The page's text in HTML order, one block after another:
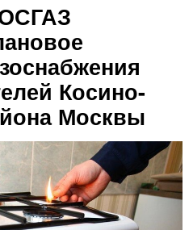
Косино-
Москвы